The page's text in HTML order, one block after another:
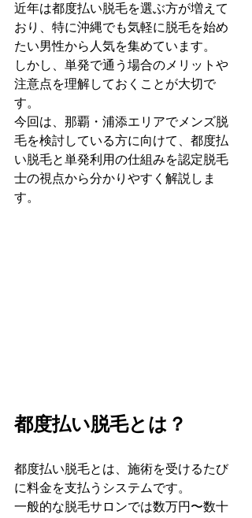
近年は都度払い脱毛を選ぶ方が増えて
おり、特に沖縄でも気軽に脱毛を始め
たい男性から人気を集めています。
しかし、単発で通う場合のメリットや
注意点を理解しておくことが大切で
す。
今回は、那覇・浦添エリアでメンズ脱
毛を検討している方に向けて、都度払
い脱毛と単発利用の仕組みを認定脱毛
士の視点から分かりやすく解説しま
す。
都度払い脱毛とは？
都度払い脱毛とは、施術を受けるたび
に料金を支払うシステムです。
一般的な脱毛サロンでは数万円〜数十